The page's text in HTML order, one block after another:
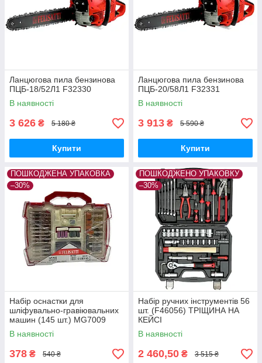
Ланцюгова пила бензинова
ПЦБ-18/52Л1 F32330
В наявності
3 626 ₴ 5 180 ₴
Купити
Ланцюгова пила бензинова
ПЦБ-20/58Л1 F32331
В наявності
3 913 ₴ 5 590 ₴
Купити
ПОШКОДЖЕНА УПАКОВКА
–30%
Набір оснастки для
шліфувально-гравіювальних
машин (145 шт.) MG7009
В наявності
378 ₴ 540 ₴
ПОШКОДЖЕНО УПАКОВКУ
–30%
Набір ручних інструментів 56
шт. (F46056) ТРІЩИНА НА
КЕЙСІ
В наявності
2 460,50 ₴ 3 515 ₴